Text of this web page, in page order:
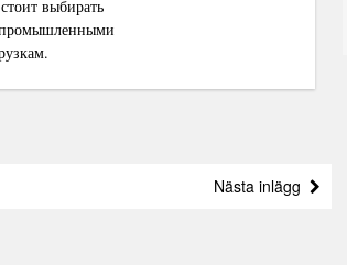
выбирать
промышленными
Nästa inlägg